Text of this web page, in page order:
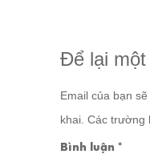
Để lại
Email của bạn
khai. Các trường
Bình luận *